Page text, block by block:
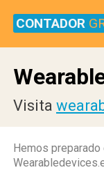
CONTADOR
Visita
Hemos